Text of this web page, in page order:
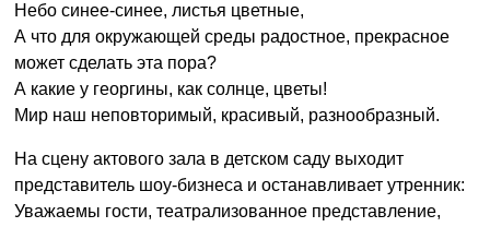
Небо синее-синее, листья цветные,
А что для окружающей среды радостное, прекрасное
может сделать эта пора?
А какие у георгины, как солнце, цветы!
Мир наш неповторимый, красивый, разнообразный.
На сцену актового зала в детском саду выходит
представитель шоу-бизнеса и останавливает утренник:
Уважаемы гости, театрализованное представление,